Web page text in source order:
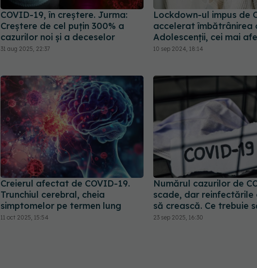
COVID-19, în creștere. Jurma:
Creștere de cel puțin 300% a
cazurilor noi și a deceselor
31 aug 2025, 22:37
Lockdown-ul impus de
accelerat îmbătrânirea
Adolescenții, cei mai
10 sep 2024, 18:14
Creierul afectat de COVID-19.
Trunchiul cerebral, cheia
simptomelor pe termen lung
11 oct 2025, 15:54
Numărul cazurilor de
scade, dar reinfectările
să crească. Ce trebuie
23 sep 2025, 16:30